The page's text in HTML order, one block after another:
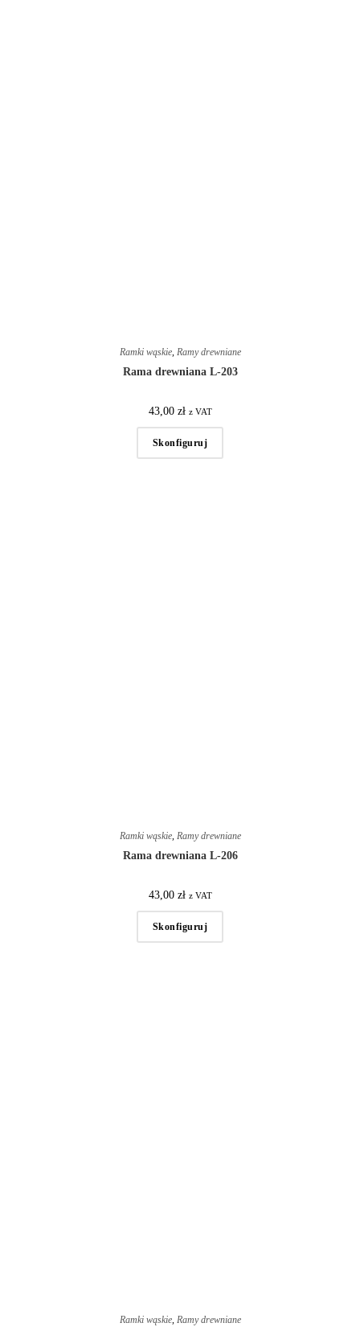
Ramki wąskie, Ramy drewniane
Rama drewniana L-203
43,00 zł z VAT
Skonfiguruj
Ramki wąskie, Ramy drewniane
Rama drewniana L-206
43,00 zł z VAT
Skonfiguruj
Ramki wąskie, Ramy drewniane